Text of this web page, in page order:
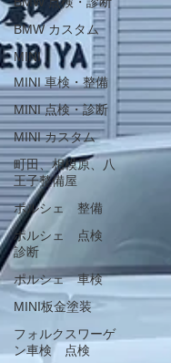
BMW カスタム
MINI
MINI 車検・整備
MINI 点検・診断
MINI カスタム
町田、相模原、八
王子整備屋
ポルシェ 整備
ポルシェ 点検
診断
ポルシェ 車検
MINI板金塗装
フォルクスワーゲ
ン車検 点検